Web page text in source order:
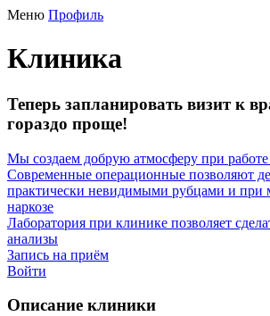
Меню Профиль
Клиника
Теперь запланировать визит к
гораздо проще!
Мы создаем добрую атмосферу при работе
Современные операционные позволяют
практически невидимыми рубцами и при
наркозе
Лаборатория при клинике позволяет
анализы
Запись на приём
Войти
Описание клиники